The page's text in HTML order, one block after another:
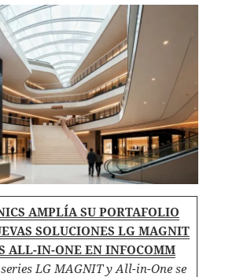
AMPLÍA SU PORTAFOLIO
SOLUCIONES LG MAGNIT
ALL-IN-ONE EN INFOCOMM
LG MAGNIT y All-in-One se